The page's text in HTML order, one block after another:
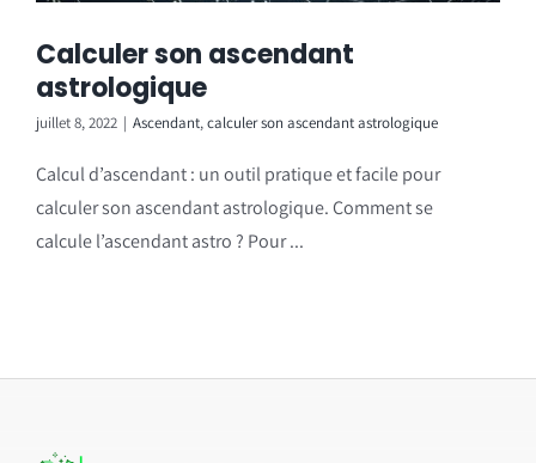
Calculer son ascendant
astrologique
juillet 8, 2022 | Ascendant,calculer son ascendant astrologique
Calcul d’ascendant : un outil pratique et facile pour
calculer son ascendant astrologique. Comment se
calcule l’ascendant astro ? Pour ...